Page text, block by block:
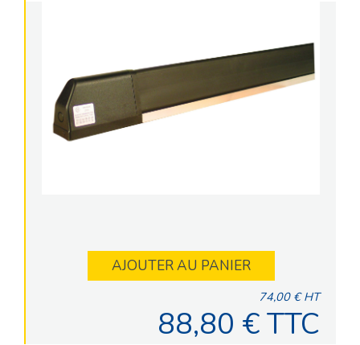
AJOUTER AU PANIER
74,00 € HT
88,80 € TTC